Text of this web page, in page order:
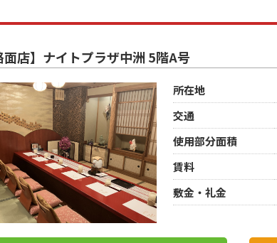
面店】ナイトプラザ中洲 5階A号
所在地
交通
使用部分面積
賃料
敷金・礼金